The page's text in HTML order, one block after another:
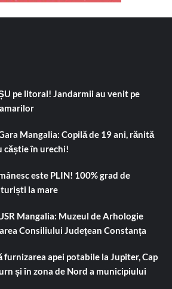
pe litoral! Jandarmii au venit pe
Mangalia: Copilă de 19 ani, rănită
căștie în urechi!
este PLIN! 100% grad de
turiști la mare
Mangalia: Muzeul de Arhologie
Consiliului Județean Constanța
furnizarea apei potabile la Jupiter, Cap
și în zona de Nord a municipiului